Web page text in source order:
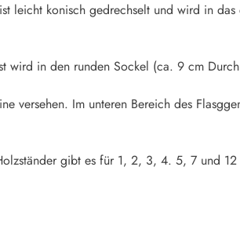
leicht konisch gedrechselt und wird in
in den runden Sockel (ca. 9 cm
versehen. Im unteren Bereich des
gibt es für 1, 2, 3, 4. 5, 7 und